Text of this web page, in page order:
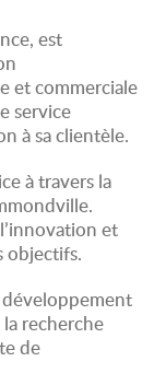
est
et commerciale
service
à sa clientèle.
à travers la
et
objectifs.
la recherche
de